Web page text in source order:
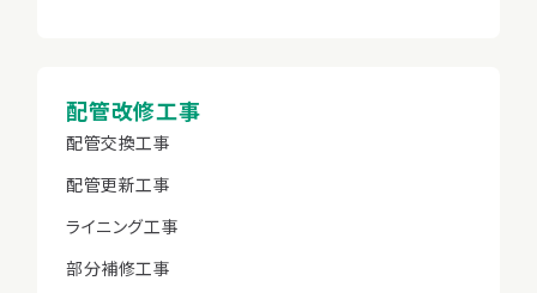
配管改修工事
配管交換工事
配管更新工事
ライニング工事
部分補修工事